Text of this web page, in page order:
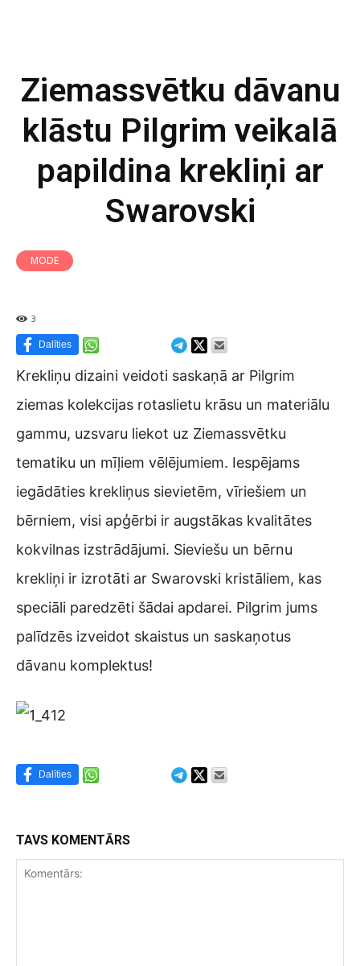
Ziemassvētku dāvanu
klāstu Pilgrim veikalā
papildina krekliņi ar
Swarovski
MODE
3
Dalīties
Krekliņu dizaini veidoti saskaņā ar Pilgrim
ziemas kolekcijas rotaslietu krāsu un materiālu
gammu, uzsvaru liekot uz Ziemassvētku
tematiku un mīļiem vēlējumiem. Iespējams
iegādāties krekliņus sievietēm, vīriešiem un
bērniem, visi apģērbi ir augstākas kvalitātes
kokvilnas izstrādājumi. Sieviešu un bērnu
krekliņi ir izrotāti ar Swarovski kristāliem, kas
speciāli paredzēti šādai apdarei. Pilgrim jums
palīdzēs izveidot skaistus un saskaņotus
dāvanu komplektus!
Dalīties
TAVS KOMENTĀRS